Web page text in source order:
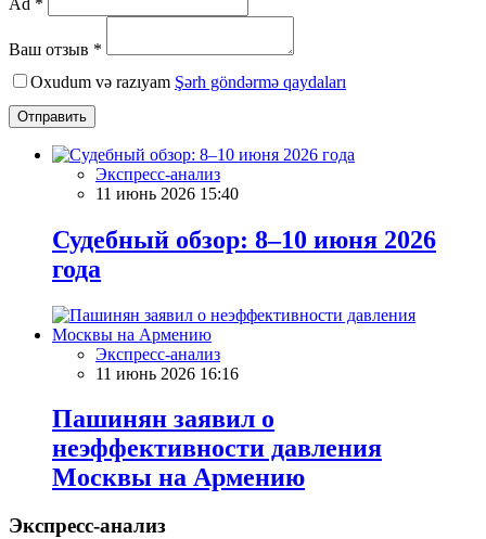
Ваш отзыв *
Oxudum və razıyam Şərh göndərmə qaydaları
Отправить
Экспресс-анализ
11 июнь 2026 15:40
Судебный обзор: 8–10 июня 2026
года
Экспресс-анализ
11 июнь 2026 16:16
Пашинян заявил о
неэффективности давления
Москвы на Армению
Экспресс-анализ